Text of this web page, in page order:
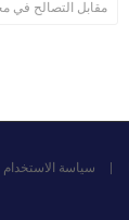
مقابل التصالح في
سياسة الاستخدام